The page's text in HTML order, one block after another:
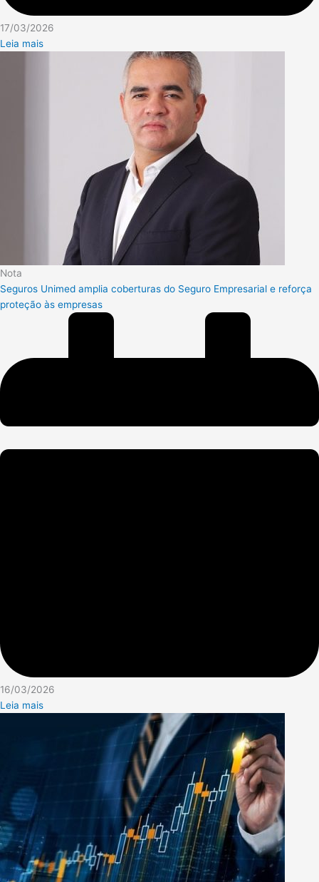
17/03/2026
Leia mais
Nota
Seguros Unimed amplia coberturas do Seguro Empresarial e reforça
proteção às empresas
16/03/2026
Leia mais